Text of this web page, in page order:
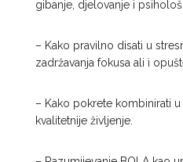
gibanje, djelovanje i
– Kako pravilno disati u
zadržavanja fokusa ali i
– Kako pokrete kombinirati
kvalitetnije življenje.